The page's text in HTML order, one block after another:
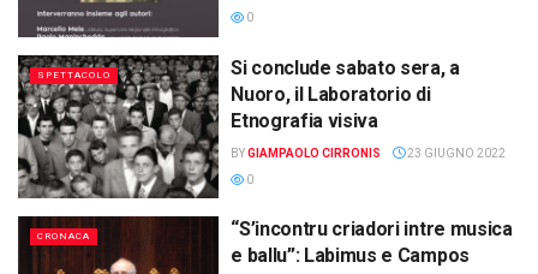
0
SPETTACOLO
Si conclude sabato sera, a
Nuoro, il Laboratorio di
Etnografia visiva
BYGIAMPAOLO CIRRONIS
23 GIUGNO 2022
0
CRONACA
“S’incontru criadori intre musica
e ballu”: Labimus e Campos